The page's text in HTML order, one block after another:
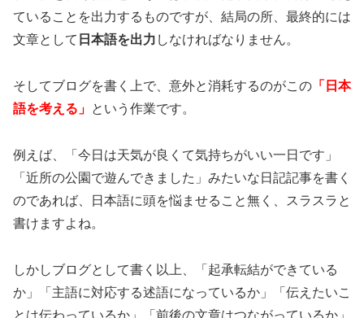
ていることを出力するものですが、結局の所、最終的には
文章として 日本語を出力 しなければなりません。
そしてブログを書く上で、意外と消耗するのがこの 「日本
語を考える」 という作業です。
例えば、「今日は天気が良くて気持ちがいい一日です」
「近所の公園で遊んできました」みたいな日記記事を書く
のであれば、日本語に頭を悩ませること無く、スラスラと
書けますよね。
しかしブログとして書く以上、「起承転結ができている
か」「主語に対応する述語になっているか」「伝えたいこ
とは伝わっているか」「前後の文章はつながっているか」